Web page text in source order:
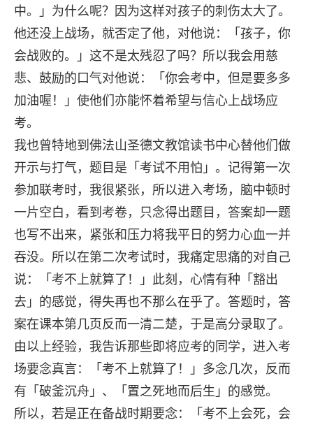
中。」为什么呢？因为这样对孩子的刺伤太大了。
他还没上战场，就否定了他，对他说：「孩子，你
会战败的。」这不是太残忍了吗？所以我会用慈
悲、鼓励的口气对他说：「你会考中，但是要多多
加油喔！」使他们亦能怀着希望与信心上战场应
考。
我也曾特地到佛法山圣德文教馆读书中心替他们做
开示与打气，题目是「考试不用怕」。记得第一次
参加联考时，我很紧张，所以进入考场，脑中顿时
一片空白，看到考卷，只念得出题目，答案却一题
也写不出来，紧张和压力将我平日的努力心血一并
吞没。所以在第二次考试时，我痛定思痛的对自己
说：「考不上就算了！」此刻，心情有种「豁出
去」的感觉，得失再也不那么在乎了。答题时，答
案在课本第几页反而一清二楚，于是高分录取了。
由以上经验，我告诉那些即将应考的同学，进入考
场要念真言：「考不上就算了！」多念几次，反而
有「破釜沉舟」、「置之死地而后生」的感觉。
所以，若是正在备战时期要念：「考不上会死，会